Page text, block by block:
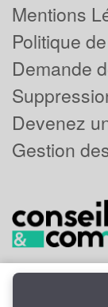
Mentions
Politique
Demande
Devenez
Gestion